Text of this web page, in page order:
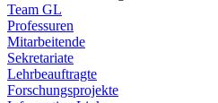
Team GL
Professuren
Mitarbeitende
Sekretariate
Lehrbeauftragte
Forschungsprojekte